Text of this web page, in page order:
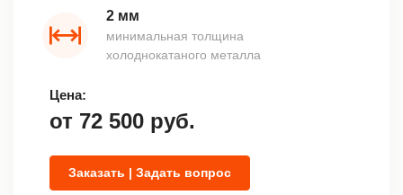
2 мм
минимальная толщина
холоднокатаного металла
Цена:
от 72 500 руб.
Заказать | Задать вопрос